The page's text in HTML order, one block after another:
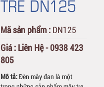
TRE DN125
Mã sản phẩm : DN125
Giá : Liên Hệ - 0938 423
805
Mô tả:Đèn mây đan là một